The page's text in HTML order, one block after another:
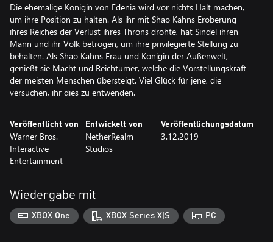
Die ehemalige Königin von Edenia wird vor nichts Halt machen,
um ihre Position zu halten. Als ihr mit Shao Kahns Eroberung
ihres Reiches der Verlust ihres Throns drohte, hat Sindel ihren
Mann und ihr Volk betrogen, um ihre privilegierte Stellung zu
behalten. Als Shao Kahns Frau und Königin der Außenwelt,
genießt sie Macht und Reichtümer, welche die Vorstellungskraft
der meisten Menschen übersteigt. Viel Glück für jene, die
versuchen, ihr dies zu entwenden.
Veröffentlicht von
Warner Bros.
Interactive
Entertainment
Entwickelt von
NetherRealm
Studios
Veröffentlichungsdatum
3.12.2019
Wiedergabe mit
XBOX One XBOX Series X|S PC